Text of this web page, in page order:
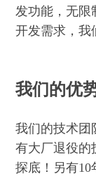
发功能，无限
开发需求，我
我们的优
我们的技术团
有大厂退役的
探底！另有10